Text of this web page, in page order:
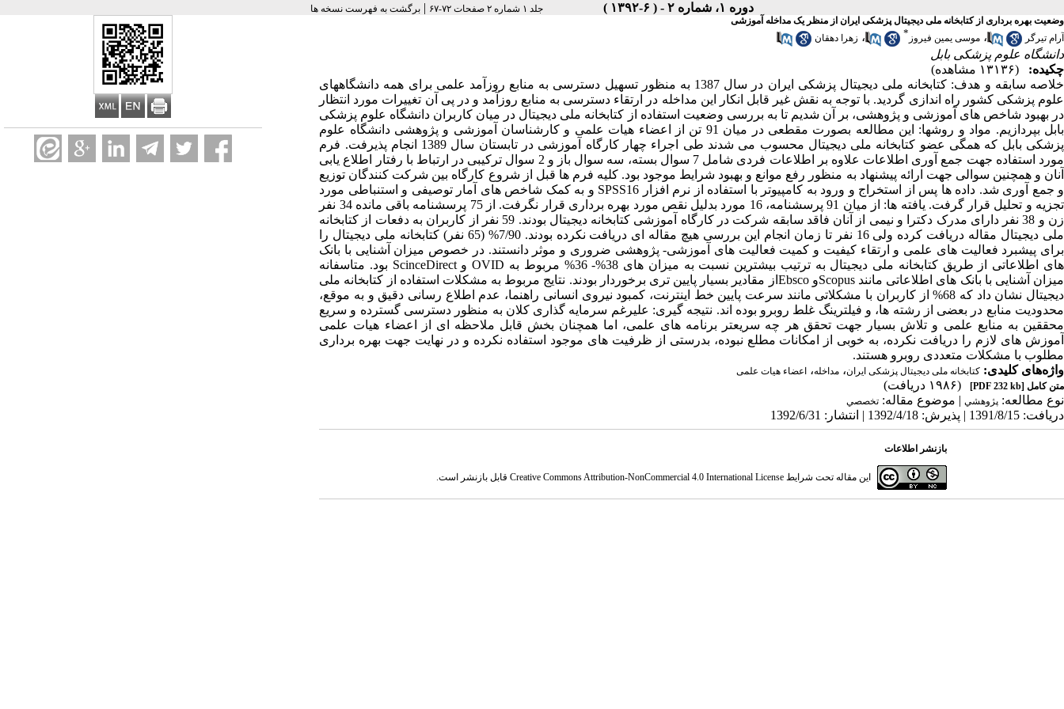
دوره ۱، شماره ۲ - ( ۶-۱۳۹۲ ) جلد ۱ شماره ۲ صفحات ۷۲-۶۷ | برگشت به فهرست نسخه ها
وضعیت بهره برداری از کتابخانه ملی دیجیتال پزشکی ایران از منظر یک مداخله آموزشی
آرام تیرگر
، موسی یمین فیروز * ، زهرا دهقان
دانشگاه علوم پزشکی بابل
چکیده:
(۱۳۱۳۶ مشاهده)
خلاصه سابقه و هدف: کتابخانه ملی دیجیتال پزشکی ایران در سال 1387 به منظور تسهیل دسترسی به منابع روزآمد علمی برای همه دانشگاههای
علوم پزشکی کشور راه اندازی گردید. با توجه به نقش غیر قابل انکار این مداخله در ارتقاء دسترسی به منابع روزآمد و در پی آن تغییرات مورد انتظار
در بهبود شاخص های آموزشی و پژوهشی، بر آن شدیم تا به بررسی وضعیت استفاده از کتابخانه ملی دیجیتال در میان کاربران دانشگاه علوم پزشکی
بابل بپردازیم. مواد و روشها: این مطالعه بصورت مقطعی در میان 91 تن از اعضاء هیات علمی و کارشناسان آموزشی و پژوهشی دانشگاه علوم
پزشکی بابل که همگی عضو کتابخانه ملی دیجیتال محسوب می شدند طی اجراء چهار کارگاه آموزشی در تابستان سال 1389 انجام پذیرفت. فرم
مورد استفاده جهت جمع آوری اطلاعات علاوه بر اطلاعات فردی شامل 7 سوال بسته، سه سوال باز و 2 سوال ترکیبی در ارتباط با رفتار اطلاع یابی
آنان و همچنین سوالی جهت ارائه پیشنهاد به منظور رفع موانع و بهبود شرایط موجود بود. کلیه فرم ها قبل از شروع کارگاه بین شرکت کنندگان توزیع
و جمع آوری شد. داده ها پس از استخراج و ورود به کامپیوتر با استفاده از نرم افزار SPSS16 و به کمک شاخص های آمار توصیفی و استنباطی مورد
تجزیه و تحلیل قرار گرفت. یافته ها: از میان 91 پرسشنامه، 16 مورد بدلیل نقص مورد بهره برداری قرار نگرفت. از 75 پرسشنامه باقی مانده 34 نفر
زن و 38 نفر دارای مدرک دکترا و نیمی از آنان فاقد سابقه شرکت در کارگاه آموزشی کتابخانه دیجیتال بودند. 59 نفر از کاربران به دفعات از کتابخانه
ملی دیجیتال مقاله دریافت کرده ولی 16 نفر تا زمان انجام این بررسی هیچ مقاله ای دریافت نکرده بودند. 7/90% (65 نفر) کتابخانه ملی دیجیتال را
برای پیشبرد فعالیت های علمی و ارتقاء کیفیت و کمیت فعالیت های آموزشی- پژوهشی ضروری و موثر دانستند. در خصوص میزان آشنایی با بانک
های اطلاعاتی از طریق کتابخانه ملی دیجیتال به ترتیب بیشترین نسبت به میزان های 38%- 36% مربوط به OVID و ScinceDirect بود. متاسفانه
میزان آشنایی با بانک های اطلاعاتی مانند Scopusو Ebscoاز مقادیر بسیار پایین تری برخوردار بودند. نتایج مربوط به مشکلات استفاده از کتابخانه ملی
دیجیتال نشان داد که 68% از کاربران با مشکلاتی مانند سرعت پایین خط اینترنت، کمبود نیروی انسانی راهنما، عدم اطلاع رسانی دقیق و به موقع،
محدودیت منابع در بعضی از رشته ها، و فیلترینگ غلط روبرو بوده اند. نتیجه گیری: علیرغم سرمایه گذاری کلان به منظور دسترسی گسترده و سریع
محققین به منابع علمی و تلاش بسیار جهت تحقق هر چه سریعتر برنامه های علمی، اما همچنان بخش قابل ملاحظه ای از اعضاء هیات علمی
آموزش های لازم را دریافت نکرده، به خوبی از امکانات مطلع نبوده، بدرستی از ظرفیت های موجود استفاده نکرده و در نهایت جهت بهره برداری
مطلوب با مشکلات متعددی روبرو هستند.
واژه‌های کلیدی: کتابخانه ملی دیجیتال پزشکی ایران، مداخله، اعضاء هیات علمی
متن کامل [PDF 232 kb]
(۱۹۸۶ دریافت)
نوع مطالعه: پژوهشي | موضوع مقاله: تخصصي
دریافت: 1391/8/15 | پذیرش: 1392/4/18 | انتشار: 1392/6/31
بازنشر اطلاعات
این مقاله تحت شرایط Creative Commons Attribution-NonCommercial 4.0 International Licenseقابل بازنشر است.